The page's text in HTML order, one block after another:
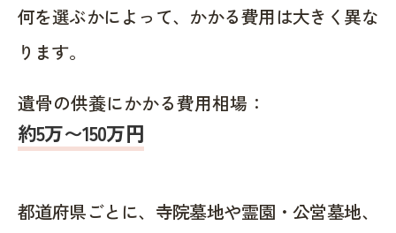
何を選ぶかによって、かかる費用は大きく異な
ります。
遺骨の供養にかかる費用相場：
約5万〜150万円
都道府県ごとに、寺院墓地や霊園・公営墓地、